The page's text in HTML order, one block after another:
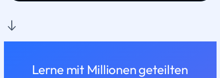
Lerne mit Millionen geteilten